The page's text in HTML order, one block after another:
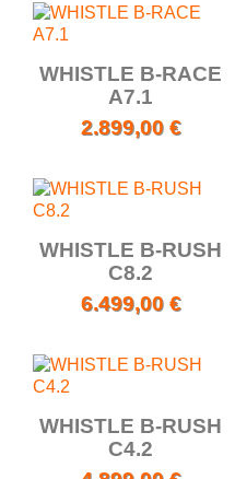
WHISTLE B-RACE
A7.1
2.899,00 €
WHISTLE B-RUSH
C8.2
6.499,00 €
WHISTLE B-RUSH
C4.2